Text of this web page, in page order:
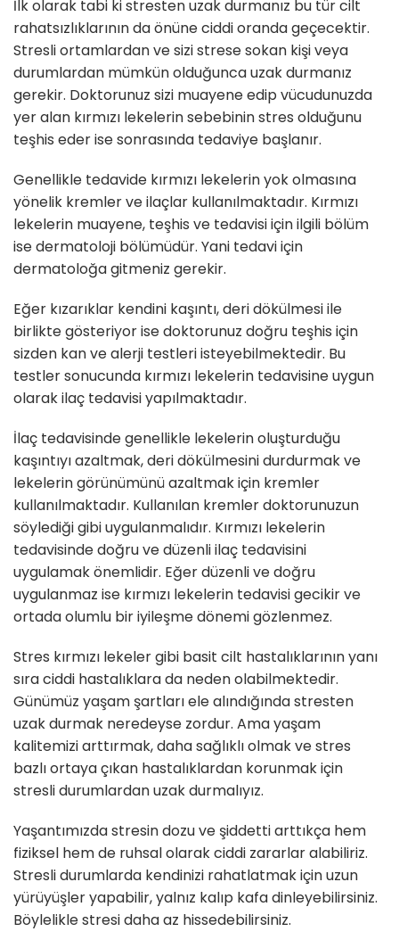
İlk olarak tabi ki stresten uzak durmanız bu tür cilt
rahatsızlıklarının da önüne ciddi oranda geçecektir.
Stresli ortamlardan ve sizi strese sokan kişi veya
durumlardan mümkün olduğunca uzak durmanız
gerekir. Doktorunuz sizi muayene edip vücudunuzda
yer alan kırmızı lekelerin sebebinin stres olduğunu
teşhis eder ise sonrasında tedaviye başlanır.
Genellikle tedavide kırmızı lekelerin yok olmasına
yönelik kremler ve ilaçlar kullanılmaktadır. Kırmızı
lekelerin muayene, teşhis ve tedavisi için ilgili bölüm
ise dermatoloji bölümüdür. Yani tedavi için
dermatoloğa gitmeniz gerekir.
Eğer kızarıklar kendini kaşıntı, deri dökülmesi ile
birlikte gösteriyor ise doktorunuz doğru teşhis için
sizden kan ve alerji testleri isteyebilmektedir. Bu
testler sonucunda kırmızı lekelerin tedavisine uygun
olarak ilaç tedavisi yapılmaktadır.
İlaç tedavisinde genellikle lekelerin oluşturduğu
kaşıntıyı azaltmak, deri dökülmesini durdurmak ve
lekelerin görünümünü azaltmak için kremler
kullanılmaktadır. Kullanılan kremler doktorunuzun
söylediği gibi uygulanmalıdır. Kırmızı lekelerin
tedavisinde doğru ve düzenli ilaç tedavisini
uygulamak önemlidir. Eğer düzenli ve doğru
uygulanmaz ise kırmızı lekelerin tedavisi gecikir ve
ortada olumlu bir iyileşme dönemi gözlenmez.
Stres kırmızı lekeler gibi basit cilt hastalıklarının yanı
sıra ciddi hastalıklara da neden olabilmektedir.
Günümüz yaşam şartları ele alındığında stresten
uzak durmak neredeyse zordur. Ama yaşam
kalitemizi arttırmak, daha sağlıklı olmak ve stres
bazlı ortaya çıkan hastalıklardan korunmak için
stresli durumlardan uzak durmalıyız.
Yaşantımızda stresin dozu ve şiddetti arttıkça hem
fiziksel hem de ruhsal olarak ciddi zararlar alabiliriz.
Stresli durumlarda kendinizi rahatlatmak için uzun
yürüyüşler yapabilir, yalnız kalıp kafa dinleyebilirsiniz.
Böylelikle stresi daha az hissedebilirsiniz.